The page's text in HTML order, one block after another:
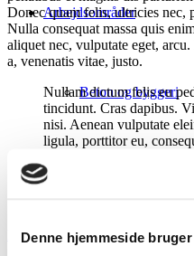
Denne hjemmeside
Arbejdsområder
Beton og byggeri
Donec quam felis, ultricies nec,
Nulla consequat massa quis
aliquet nec, vulputate eget,
a, venenatis vitae, justo.
Nullam dictum felis eu
tincidunt. Cras dapibus.
nisi. Aenean vulputate
ligula, porttitor eu,
tellus.
Læs mere